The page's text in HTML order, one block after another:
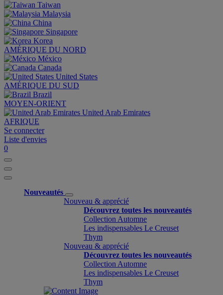
Taiwan
Malaysia
China
Singapore
Korea
AMÉRIQUE DU NORD
México
Canada
United States
AMÉRIQUE DU SUD
Brazil
MOYEN-ORIENT
United Arab Emirates
AFRIQUE
Se connecter
Liste d'envies
0
Nouveautés
Nouveau & apprécié
Découvrez toutes les nouveautés
Collection Automne
Les indispensables Le Creuset
Thym
Nouveau & apprécié
Découvrez toutes les nouveautés
Collection Automne
Les indispensables Le Creuset
Thym